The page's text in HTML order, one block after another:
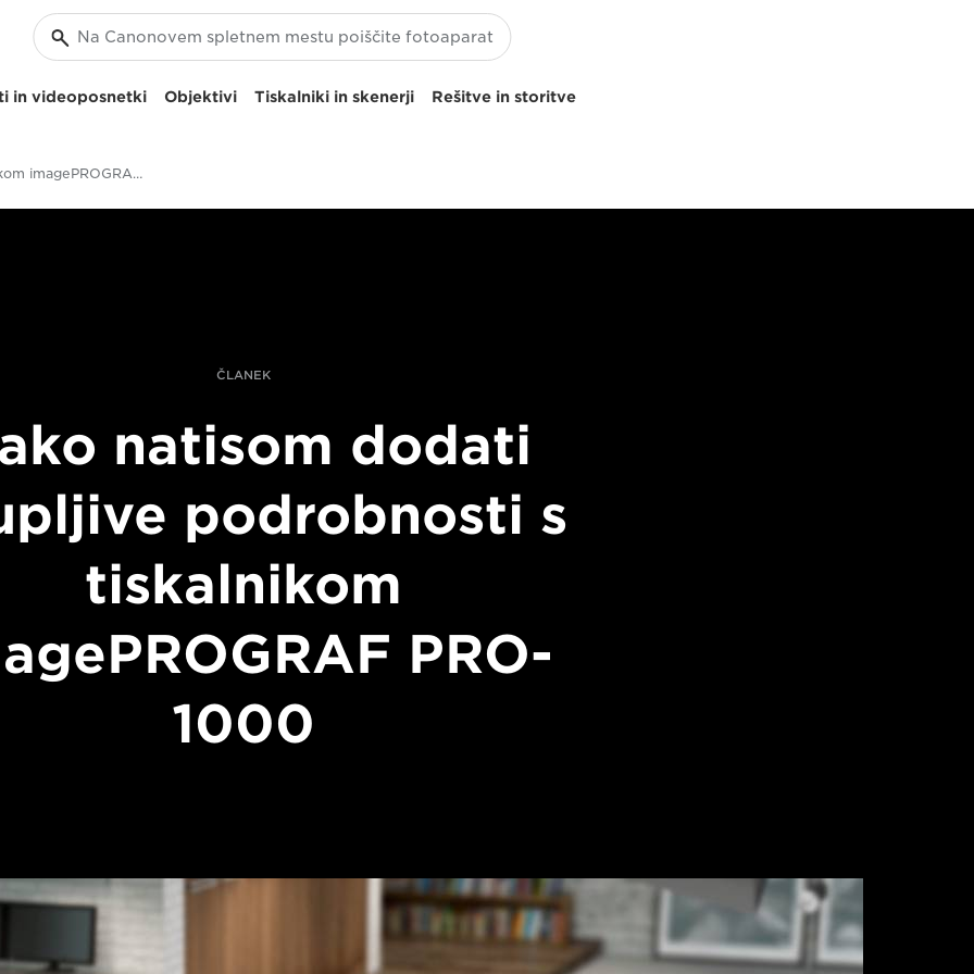
in videoposnetki Objektivi Tiskalniki in skenerji Rešitve in storitve
S tiskalnikom imagePROGRAF PRO-1000 boste natisom dodali osupljive podrobnosti
ČLANEK
natisom dodati
podrobnosti s
tiskalnikom
PRO-
1000